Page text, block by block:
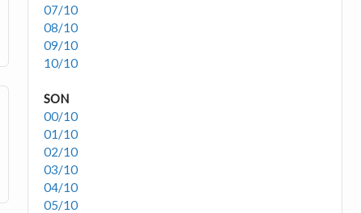
07/10
08/10
09/10
10/10
SON
00/10
01/10
02/10
03/10
04/10
05/10